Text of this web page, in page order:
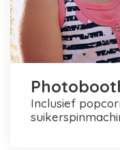
inclusief popcornmachine en